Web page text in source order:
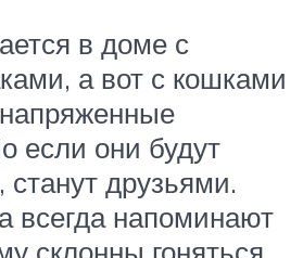
в доме с
а вот с кошками
если они будут
станут друзьями.
всегда напоминают